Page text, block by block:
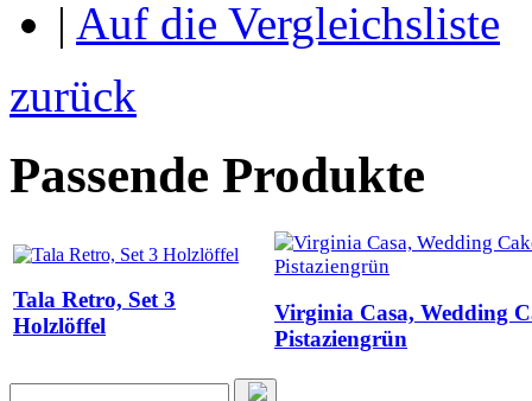
| Auf die Vergleichsliste
zurück
Passende Produkte
Tala Retro, Set 3
Holzlöffel
Virginia Casa, Wedding
Pistaziengrün